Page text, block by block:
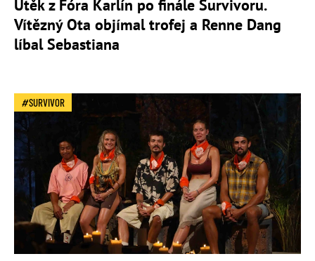
Útěk z Fóra Karlín po finále Survivoru.
Vítězný Ota objímal trofej a Renne Dang
líbal Sebastiana
SURVIVOR